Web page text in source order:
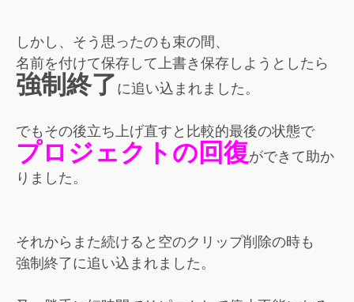
しかし、そう思ったのも束の間、
名前を付けて保存して上書き保存しようとしたら
強制終了に追い込まれました。
でもその後立ち上げ直すと比較的最後の状態で
プロジェクトの回復ができて助か
りました。
それからまた続けると空のクリップ削除の時も
強制終了に追い込まれました。